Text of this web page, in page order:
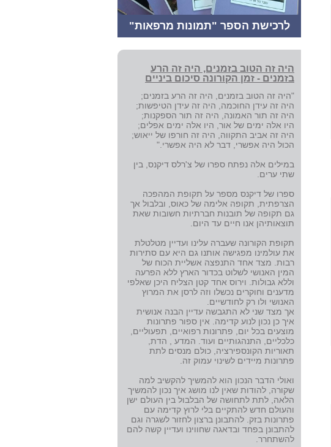
לרכישת הספר "תמונות מרפאות"
היה זה הטוב בזמנים, היה זה הרע
בזמנים - זמן הקורונה סיכום ביניים
"היה זה הטוב בזמנים, היה זה הרע בזמנים;
היה זה עידן החוכמה, היה זה עידן הטיפשות;
היה זה תור האמונה, היה זה תור הספקנות;
היו אלה ימים של אור, היו אלה ימים אפלים;
היה זה אביב התקווה, היה זה חורפו של ייאוש;
הכול היה אפשרי, דבר לא היה אפשרי."
במילים אלה נפתח ספרו של צ'רלס דיקנס, בין
שתי ערים.
ספרו של דיקנס מספר על תקופת המהפכה
הצרפתית, תקופה אלימה של כאוס, ובלבול אך
גם תקופה של תובנות חברתיות חשובות שאת
תוצאותיהן אנו חיים עד היום.
תקופת הקורונה שעברה עלינו ועדיין מטלטלת
את עולמינו מפגישה אותנו גם היא עם סתירות
רבות. מצד אחד התנפצה אשליית הכוח של
המין האנושי לשלוט בכדור הארץ ללא הפרעה
וללא גבולות. וירוס אחד קטן הצליח היכן שאלפי
מדענים וחוקרים נכשלו וזה לרסן את המרוץ
האנושי ולו רק לחודשיים.
אך מצד שני לא התגבשה עדיין הבנה אנושית
איך כן נכון לנוע קדימה. אין ספור פתרונות
מוצעים בכל יום, פתרונות רפואיים, תפעוליים,
כלכליים, התנהגותיים ועוד. המדע , הדת,
תאוריות הקונספירציה, כולם מנסים לתת
פתרונות מיידים לשינוי עמוק זה.
ואולי הדבר הנכון הוא להמשיך להקשיב למה
שקורה, להודות שאין לנו מושג איך נכון להמשיך
הלאה, לתת לתחושה של הבלבול בין העולם ישן
והעולם חדש להתקיים בלי לרוץ קדימה עם
פתרונות בזק. להתבונן ברצון לחזור לשגרה וגם
להתבונן בפחד ובדאגה שחווינו ועדיין קשה להם
להשתחרר.